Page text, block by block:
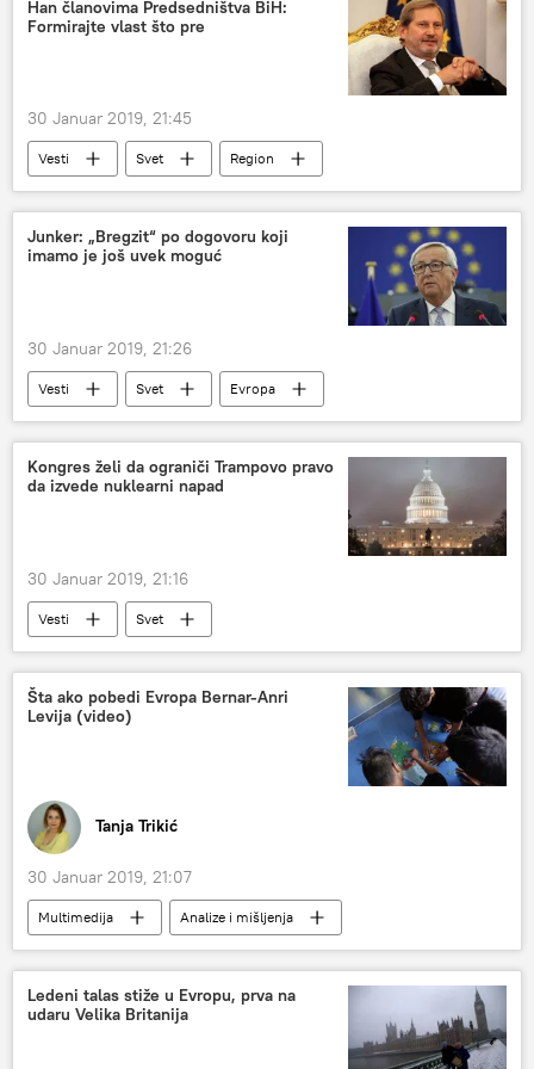
Han članovima Predsedništva BiH:
Formirajte vlast što pre
30 Januar 2019, 21:45
Vesti Svet Region
Junker: „Bregzit“ po dogovoru koji
imamo je još uvek moguć
30 Januar 2019, 21:26
Vesti Svet Evropa
Kongres želi da ograniči Trampovo pravo
da izvede nuklearni napad
30 Januar 2019, 21:16
Vesti Svet
Šta ako pobedi Evropa Bernar-Anri
Levija (video)
Tanja Trikić
30 Januar 2019, 21:07
Multimedija
Analize i mišljenja
Sputnjik intervju
Komentari i Analitika
Video
Radio
Ledeni talas stiže u Evropu, prva na
udaru Velika Britanija